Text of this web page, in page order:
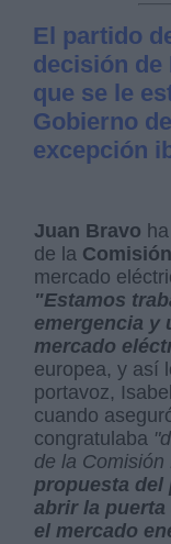
El partido
decisión de
que se le
Gobierno
excepción
Juan Bravo
de la
mercado
"Estamos
emergencia y
mercado
europea, y así
portavoz,
cuando
congratulaba
de la Comisión
propuesta del
abrir la
el mercado